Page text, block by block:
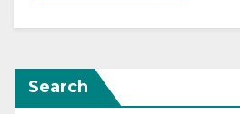
Search